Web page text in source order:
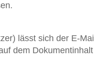
lässt sich der E-
dem